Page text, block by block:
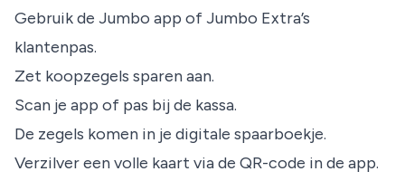
Gebruik de Jumbo app of Jumbo Extra’s
klantenpas.
Zet koopzegels sparen aan.
Scan je app of pas bij de kassa.
De zegels komen in je digitale spaarboekje.
Verzilver een volle kaart via de QR-code in de app.